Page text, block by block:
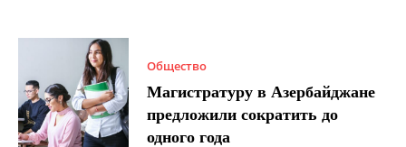
Общество
Магистратуру в Азербайджане
предложили сократить до
одного года